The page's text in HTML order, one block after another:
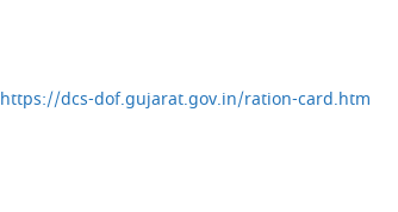
https://dcs-dof.gujarat.gov.in/ration-card.htm